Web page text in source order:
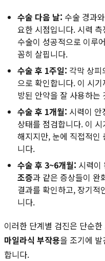
수술 다음 날: 수술 경과
요한 시점입니다. 시력
수술이 성공적으로 이루
꼼히 살핍니다.
수술 후 1주일: 각막 상피
으로 확인합니다. 이 시
방된 안약을 잘 사용하는
수술 후 1개월: 시력이 안
상태를 점검합니다. 이
해지지만, 눈에 직접적인
니다.
수술 후 3~6개월: 시력이
조증과 같은 증상들이 완
결과를 확인하고, 장기적
니다.
이러한 단계별 검진은 단순
마일라식 부작용을 조기에
합니다.